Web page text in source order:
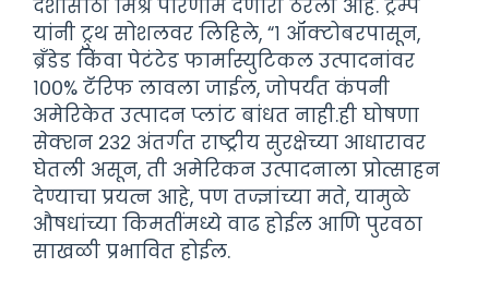
देशांसाठी मिश्र परिणाम देणारी ठरली आहे. ट्रम्प
यांनी ट्रुथ सोशलवर लिहिले, “१ ऑक्टोबरपासून,
ब्रँडेड किंवा पेटंटेड फार्मास्युटिकल उत्पादनांवर
१००% टॅरिफ लावला जाईल, जोपर्यंत कंपनी
अमेरिकेत उत्पादन प्लांट बांधत नाही.ही घोषणा
सेक्शन २३२ अंतर्गत राष्ट्रीय सुरक्षेच्या आधारावर
घेतली असून, ती अमेरिकन उत्पादनाला प्रोत्साहन
देण्याचा प्रयत्न आहे, पण तज्ज्ञांच्या मते, यामुळे
औषधांच्या किमतींमध्ये वाढ होईल आणि पुरवठा
साखळी प्रभावित होईल.